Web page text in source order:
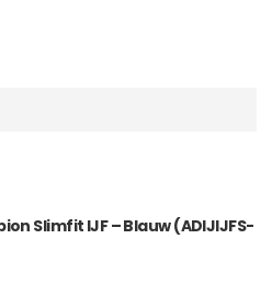
Slimfit IJF – Blauw (ADIJIJFS-